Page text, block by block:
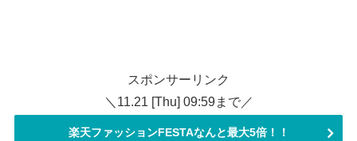
スポンサーリンク
＼11.21 [Thu] 09:59まで／
楽天ファッションFESTAなんと最大5倍！！